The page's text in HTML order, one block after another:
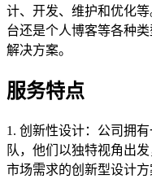
计、开发、维护和优化
台还是个人博客等各种
解决方案。
服务特点
1. 创新性设计：公司拥
队，他们以独特视角出
市场需求的创新型设计方